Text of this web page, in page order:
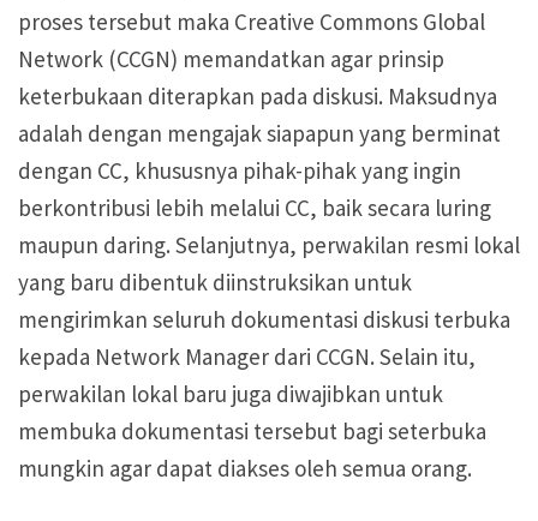
proses tersebut maka Creative Commons Global
Network (CCGN) memandatkan agar prinsip
keterbukaan diterapkan pada diskusi. Maksudnya
adalah dengan mengajak siapapun yang berminat
dengan CC, khususnya pihak-pihak yang ingin
berkontribusi lebih melalui CC, baik secara luring
maupun daring. Selanjutnya, perwakilan resmi lokal
yang baru dibentuk diinstruksikan untuk
mengirimkan seluruh dokumentasi diskusi terbuka
kepada Network Manager dari CCGN. Selain itu,
perwakilan lokal baru juga diwajibkan untuk
membuka dokumentasi tersebut bagi seterbuka
mungkin agar dapat diakses oleh semua orang.